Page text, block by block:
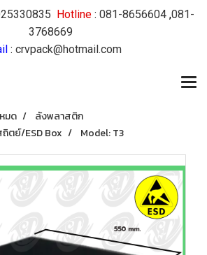
Hotline : 081-8656604 ,081-
3768669
: crvpack@hotmail.com
มด
ลังพลาสติก
ตย์/ESD Box
Model: T3